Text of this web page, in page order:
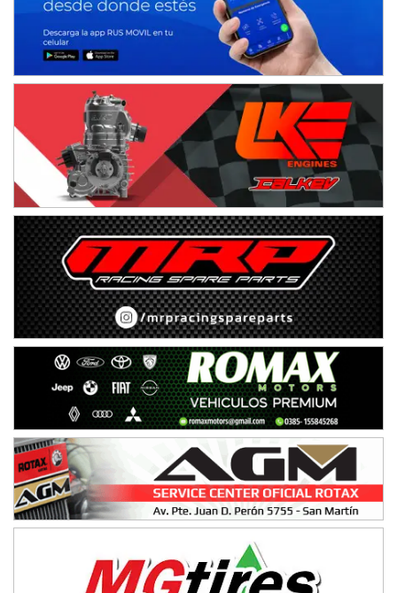
Humboldt (Santa Fe)
NORESTE SANTAFESINO - F6
Ciudad de Avellaneda (Asfalto)
Avellaneda (Santa Fe)
SUR SANTAFESINO - F4
José Samuel Sánchez (Tierra)
Rufino (Santa Fe)
TUCUMANO - F5
Juan Navarro (Asfalto)
El Timbó (Tucumán)